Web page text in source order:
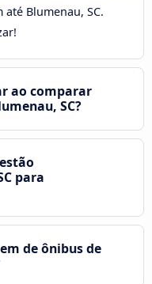
até Blumenau, SC.
ao comparar
SC?
para
de ônibus de